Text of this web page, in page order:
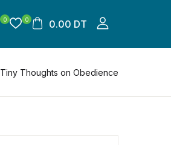
0 0 0.00 DT
Tiny Thoughts on Obedience